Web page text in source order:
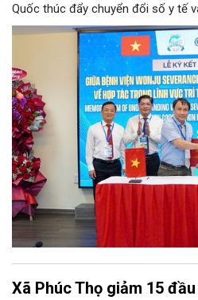
Quốc thúc đẩy chuyển đổi số y tế
Xã Phúc Thọ giảm 15